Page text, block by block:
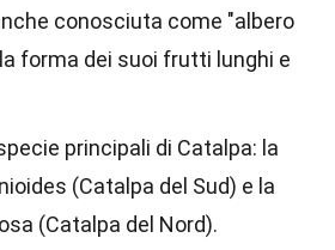
conosciuta come "albero
forma dei suoi frutti lunghi e
principali di Catalpa: la
(Catalpa del Sud) e la
(Catalpa del Nord).